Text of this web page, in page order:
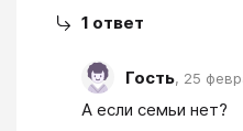
1 ответ
Гость, 25
А если семьи нет?